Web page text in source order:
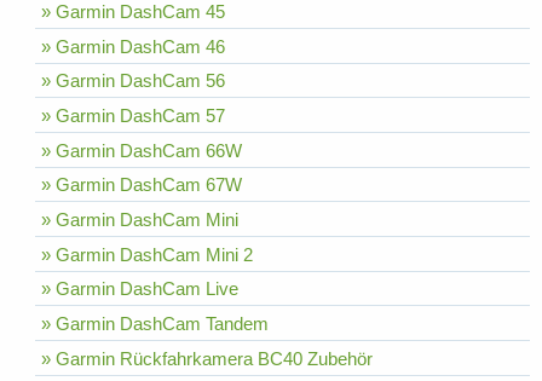
» Garmin DashCam 45
» Garmin DashCam 46
» Garmin DashCam 56
» Garmin DashCam 57
» Garmin DashCam 66W
» Garmin DashCam 67W
» Garmin DashCam Mini
» Garmin DashCam Mini 2
» Garmin DashCam Live
» Garmin DashCam Tandem
» Garmin Rückfahrkamera BC40 Zubehör